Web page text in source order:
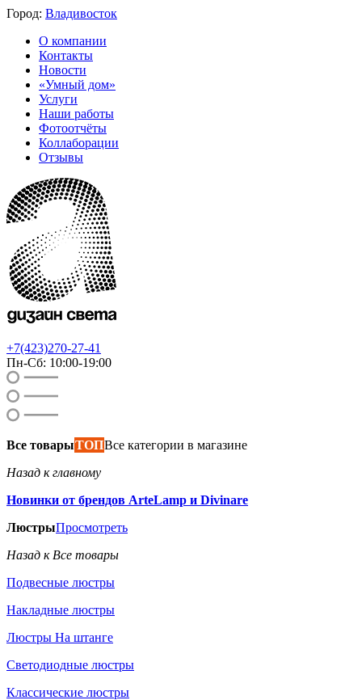
Город: Владивосток
О компании
Контакты
Новости
«Умный дом»
Услуги
Наши работы
Фотоотчёты
Коллаборации
Отзывы
+7(423)270-27-41
Пн-Сб: 10:00-19:00
Все товарыТОПВсе категории в магазине
Назад к главному
Новинки от брендов ArteLamp и Divinare
ЛюстрыПросмотреть
Назад к Все товары
Подвесные люстры
Накладные люстры
Люстры На штанге
Светодиодные люстры
Классические люстры